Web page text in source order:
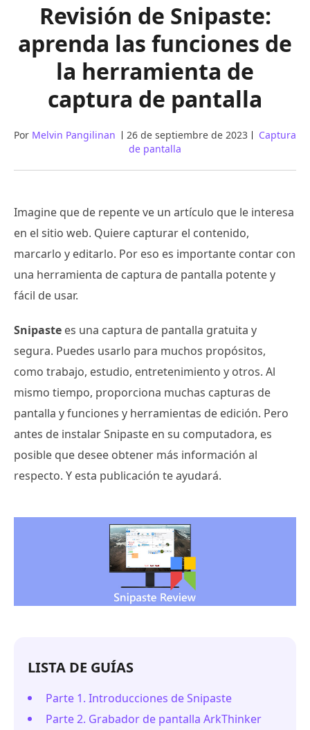
Revisión de Snipaste:
aprenda las funciones de
la herramienta de
captura de pantalla
Por Melvin Pangilinan 26 de septiembre de 2023
Captura
de pantalla
Imagine que de repente ve un artículo que le interesa
en el sitio web. Quiere capturar el contenido,
marcarlo y editarlo. Por eso es importante contar con
una herramienta de captura de pantalla potente y
fácil de usar.
Snipaste es una captura de pantalla gratuita y
segura. Puedes usarlo para muchos propósitos,
como trabajo, estudio, entretenimiento y otros. Al
mismo tiempo, proporciona muchas capturas de
pantalla y funciones y herramientas de edición. Pero
antes de instalar Snipaste en su computadora, es
posible que desee obtener más información al
respecto. Y esta publicación te ayudará.
LISTA DE GUÍAS
Parte 1. Introducciones de Snipaste
Parte 2. Grabador de pantalla ArkThinker